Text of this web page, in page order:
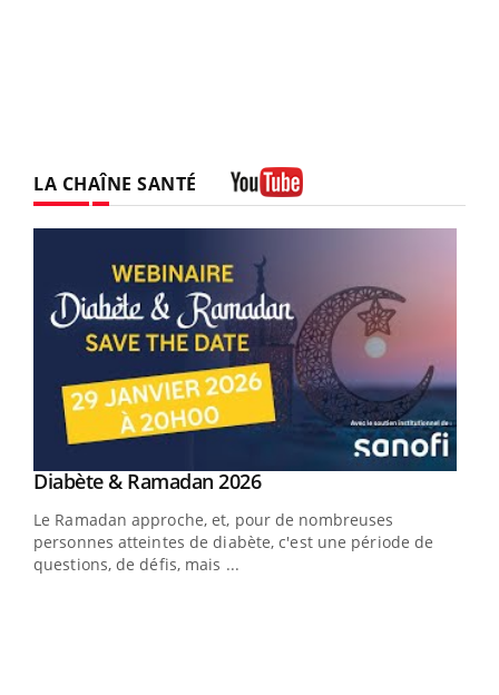
LA CHAÎNE SANTÉ
Youtube
Diabète & Ramadan 2026Youtube
Le Ramadan approche, et, pour de nombreuses
personnes atteintes de diabète, c'est une période de
questions, de défis, mais ...